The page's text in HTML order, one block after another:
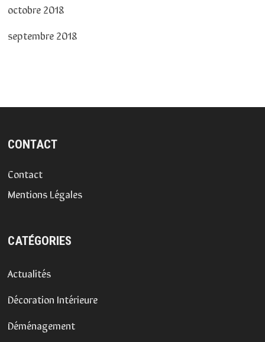
octobre 2018
septembre 2018
CONTACT
Contact
Mentions Légales
CATÉGORIES
Actualités
Décoration Intérieure
Déménagement